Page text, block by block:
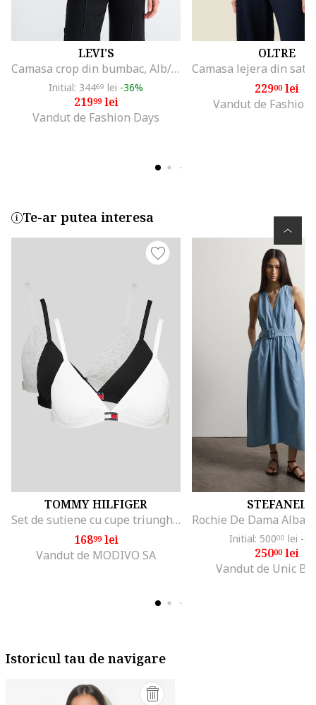
LEVI'S
Camasa crop din bumbac, Alb/Albastru
Initial: 34469 lei -36%
21999lei
Vandut de Fashion Days
OLTRE
22900lei
Vandut de Fashion
Te-ar putea interesa
TOMMY HILFIGER
Set de sutiene cu cupe triunghiulare si detaliu logo - 3 perechi, Alb/Negru/Gri melange
16899lei
Vandut de MODIVO SA
STEFANEL
Initial: 50000 lei -
25000lei
Vandut de Unic
Istoricul tau de navigare